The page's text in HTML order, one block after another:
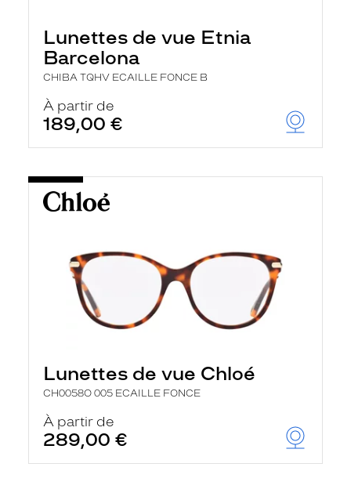
Lunettes de vue Etnia
Barcelona
CHIBA TQHV ECAILLE FONCE B
À partir de
189,00 €
Lunettes de vue Chloé
CH0058O 005 ECAILLE FONCE
À partir de
289,00 €